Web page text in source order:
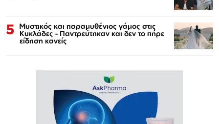
5 Μυστικός και παραμυθένιος γάμος στις
Κυκλάδες - Παντρεύτηκαν και δεν το πήρε
είδηση κανείς